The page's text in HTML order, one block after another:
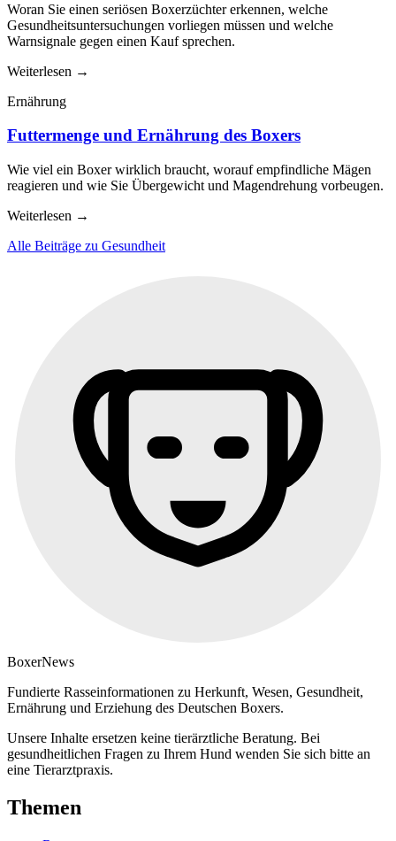
Woran Sie einen seriösen Boxerzüchter erkennen, welche
Gesundheitsuntersuchungen vorliegen müssen und welche
Warnsignale gegen einen Kauf sprechen.
Weiterlesen →
Ernährung
Futtermenge und Ernährung des Boxers
Wie viel ein Boxer wirklich braucht, worauf empfindliche Mägen
reagieren und wie Sie Übergewicht und Magendrehung vorbeugen.
Weiterlesen →
Alle Beiträge zu Gesundheit
BoxerNews
Fundierte Rasseinformationen zu Herkunft, Wesen, Gesundheit,
Ernährung und Erziehung des Deutschen Boxers.
Unsere Inhalte ersetzen keine tierärztliche Beratung. Bei
gesundheitlichen Fragen zu Ihrem Hund wenden Sie sich bitte an
eine Tierarztpraxis.
Themen